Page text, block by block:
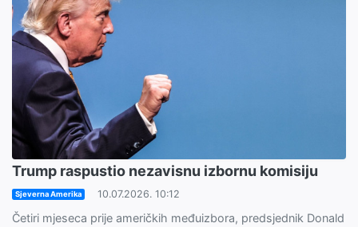
Trump raspustio nezavisnu izbornu komisiju
Sjeverna Amerika 10.07.2026. 10:12
Četiri mjeseca prije američkih međuizbora, predsjednik Donald